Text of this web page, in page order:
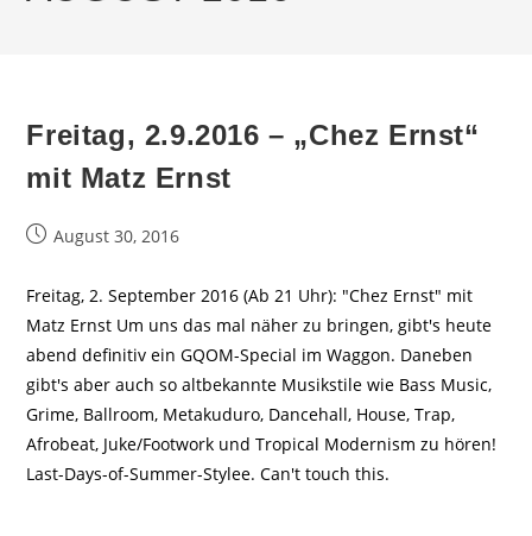
Freitag, 2.9.2016 – „Chez Ernst“
mit Matz Ernst
BeitragAugust 30, 2016
Freitag, 2. September 2016 (Ab 21 Uhr): "Chez Ernst" mit
Matz Ernst Um uns das mal näher zu bringen, gibt's heute
abend definitiv ein GQOM-Special im Waggon. Daneben
gibt's aber auch so altbekannte Musikstile wie Bass Music,
Grime, Ballroom, Metakuduro, Dancehall, House, Trap,
Afrobeat, Juke/Footwork und Tropical Modernism zu hören!
Last-Days-of-Summer-Stylee. Can't touch this.